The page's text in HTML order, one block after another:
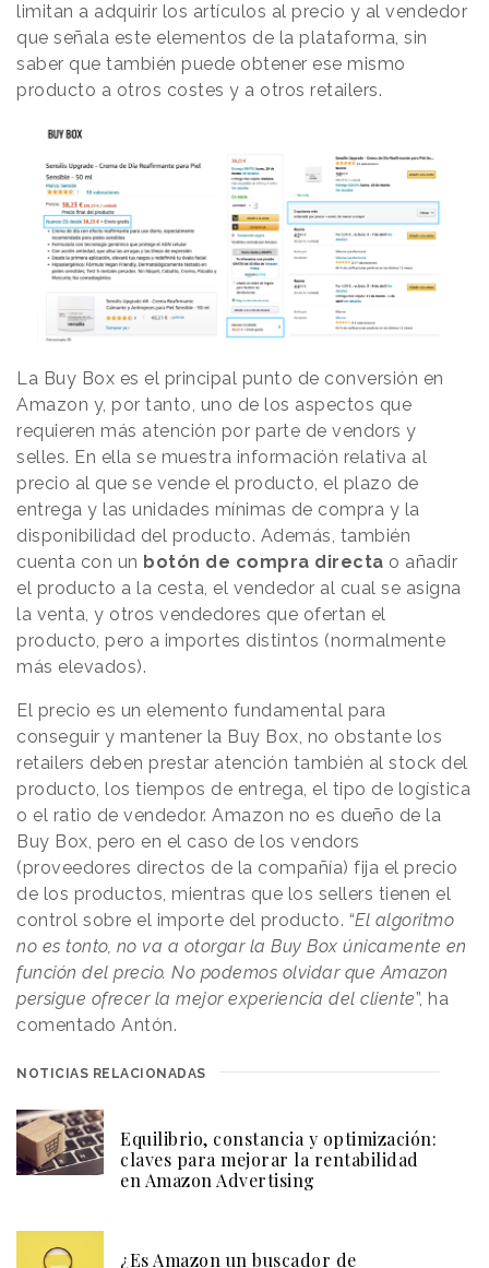
limitan a adquirir los artículos al precio y al vendedor
que señala este elementos de la plataforma, sin
saber que también puede obtener ese mismo
producto a otros costes y a otros retailers.
La Buy Box es el principal punto de conversión en
Amazon y, por tanto, uno de los aspectos que
requieren más atención por parte de vendors y
selles. En ella se muestra información relativa al
precio al que se vende el producto, el plazo de
entrega y las unidades mínimas de compra y la
disponibilidad del producto. Además, también
cuenta con un botón de compra directa o añadir
el producto a la cesta, el vendedor al cual se asigna
la venta, y otros vendedores que ofertan el
producto, pero a importes distintos (normalmente
más elevados).
El precio es un elemento fundamental para
conseguir y mantener la Buy Box, no obstante los
retailers deben prestar atención también al stock del
producto, los tiempos de entrega, el tipo de logística
o el ratio de vendedor. Amazon no es dueño de la
Buy Box, pero en el caso de los vendors
(proveedores directos de la compañía) fija el precio
de los productos, mientras que los sellers tienen el
control sobre el importe del producto. “El algoritmo
no es tonto, no va a otorgar la Buy Box únicamente en
función del precio. No podemos olvidar que Amazon
persigue ofrecer la mejor experiencia del cliente”, ha
comentado Antón.
NOTICIAS RELACIONADAS
Equilibrio, constancia y optimización:
claves para mejorar la rentabilidad
en Amazon Advertising
¿Es Amazon un buscador de